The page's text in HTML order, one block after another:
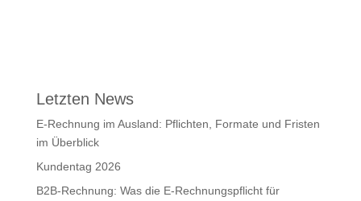
Letzten News
E-Rechnung im Ausland: Pflichten, Formate und Fristen
im Überblick
Kundentag 2026
B2B-Rechnung: Was die E-Rechnungspflicht für